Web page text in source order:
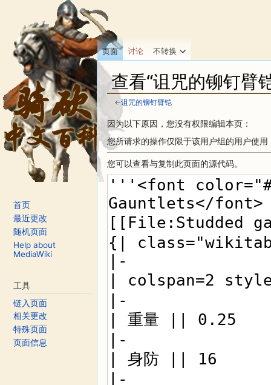
查看“诅咒的铆钉臂
←诅咒的铆钉臂铠
跳转至：
因为以下原因，您没有权限编辑本页：
您所请求的操作仅限于该用户组的用户使用
您可以查看与复制此页面的源代码。
页面 讨论 不转换
首页
最近更改
随机页面
Help about
MediaWiki
工具
链入页面
相关更改
特殊页面
页面信息